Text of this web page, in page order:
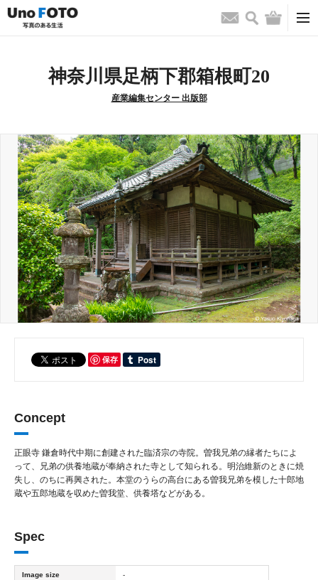
お問い合わせ
検索 バッグ
神奈川県足柄下郡箱根町20
産業編集センター 出版部
保存
Concept
正眼寺 鎌倉時代中期に創建された臨済宗の寺院。曽我兄弟の縁者たちによ
って、兄弟の供養地蔵が奉納された寺として知られる。明治維新のときに焼
失し、のちに再興された。本堂のうらの高台にある曽我兄弟を模した十郎地
蔵や五郎地蔵を収めた曽我堂、供養塔などがある。
Spec
Image size -